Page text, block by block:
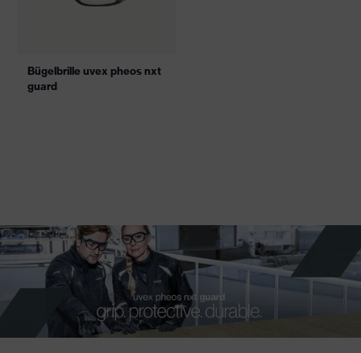
Bügelbrille uvex pheos nxt
guard